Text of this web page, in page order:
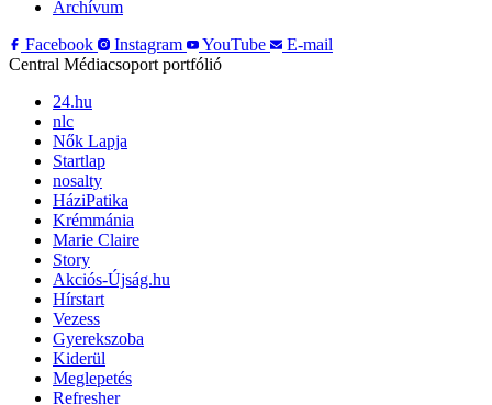
Archívum
Facebook
Instagram YouTube
E-mail
Central Médiacsoport portfólió
24.hu
nlc
Nők Lapja
Startlap
nosalty
HáziPatika
Krémmánia
Marie Claire
Story
Akciós-Újság.hu
Hírstart
Vezess
Gyerekszoba
Kiderül
Meglepetés
Refresher